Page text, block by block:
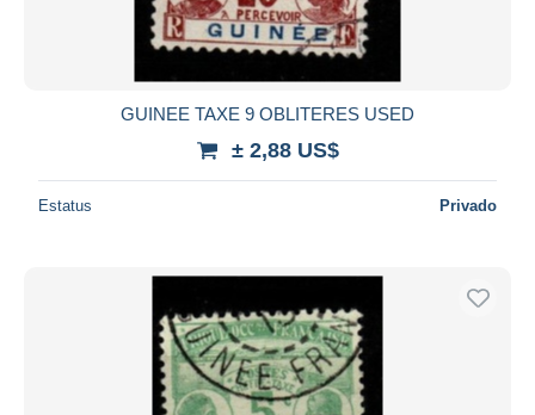
GUINEE TAXE 9 OBLITERES USED
± 2,88 US$
Estatus Privado